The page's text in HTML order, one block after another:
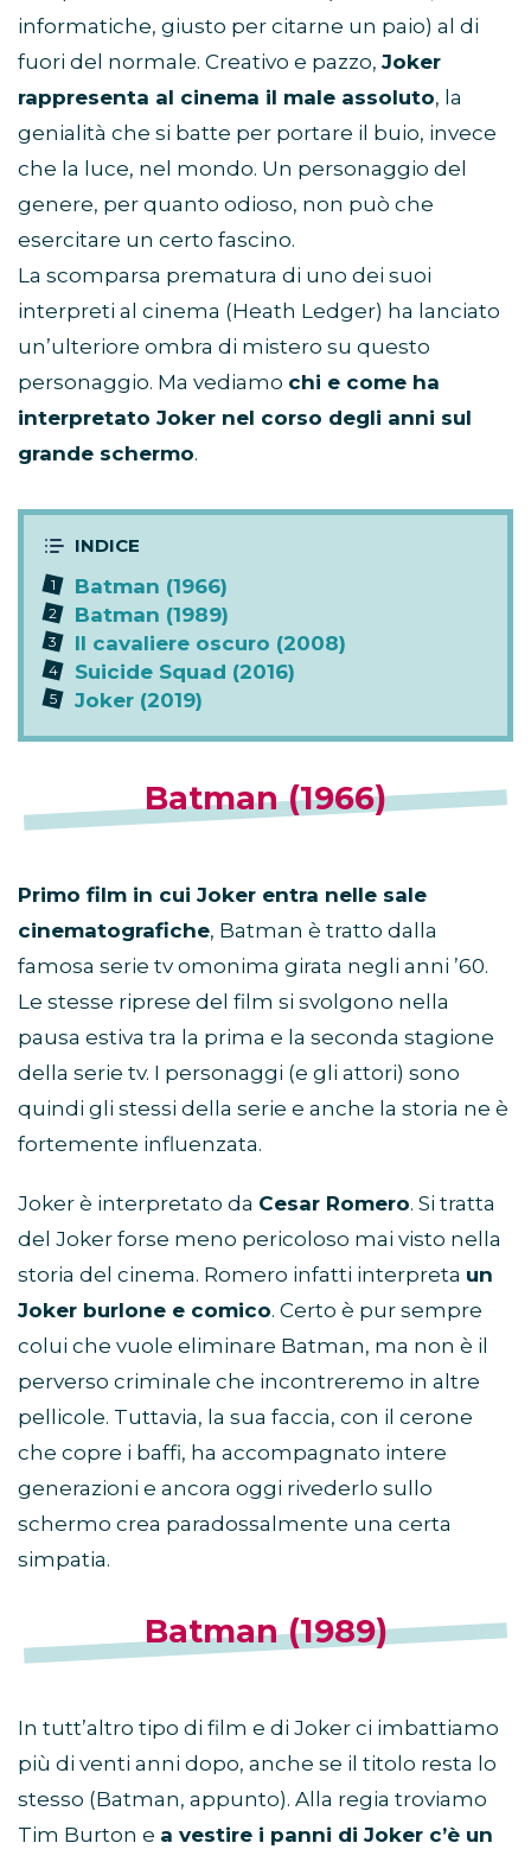
informatiche, giusto per citarne un paio) al di
fuori del normale. Creativo e pazzo, Joker
rappresenta al cinema il male assoluto, la
genialità che si batte per portare il buio, invece
che la luce, nel mondo. Un personaggio del
genere, per quanto odioso, non può che
esercitare un certo fascino.
La scomparsa prematura di uno dei suoi
interpreti al cinema (Heath Ledger) ha lanciato
un’ulteriore ombra di mistero su questo
personaggio. Ma vediamo chi e come ha
interpretato Joker nel corso degli anni sul
grande schermo.
Batman (1966)
Batman (1989)
Il cavaliere oscuro (2008)
Suicide Squad (2016)
Joker (2019)
Batman (1966)
Primo film in cui Joker entra nelle sale
cinematografiche, Batman è tratto dalla
famosa serie tv omonima girata negli anni ’60.
Le stesse riprese del film si svolgono nella
pausa estiva tra la prima e la seconda stagione
della serie tv. I personaggi (e gli attori) sono
quindi gli stessi della serie e anche la storia ne è
fortemente influenzata.
Joker è interpretato da Cesar Romero. Si tratta
del Joker forse meno pericoloso mai visto nella
storia del cinema. Romero infatti interpreta un
Joker burlone e comico. Certo è pur sempre
colui che vuole eliminare Batman, ma non è il
perverso criminale che incontreremo in altre
pellicole. Tuttavia, la sua faccia, con il cerone
che copre i baffi, ha accompagnato intere
generazioni e ancora oggi rivederlo sullo
schermo crea paradossalmente una certa
simpatia.
Batman (1989)
In tutt’altro tipo di film e di Joker ci imbattiamo
più di venti anni dopo, anche se il titolo resta lo
stesso (Batman, appunto). Alla regia troviamo
Tim Burton e a vestire i panni di Joker c’è un